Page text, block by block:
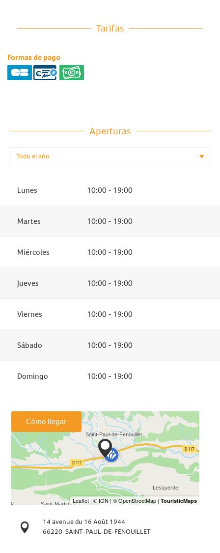
Tarifas
Formas de pago
Aperturas
Lunes 10:00 - 19:00
Martes 10:00 - 19:00
Miércoles 10:00 - 19:00
Jueves 10:00 - 19:00
Viernes 10:00 - 19:00
Sábado 10:00 - 19:00
Domingo 10:00 - 19:00
Cómo llegar
14 avenue du 16 Août 1944
66220 SAINT-PAUL-DE-FENOUILLET